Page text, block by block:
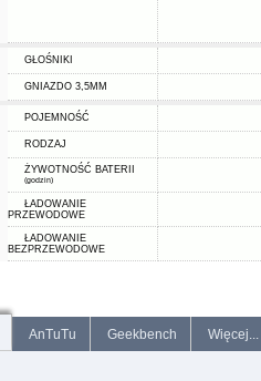
GŁOŚNIKI
GNIAZDO 3,5MM
POJEMNOŚĆ
RODZAJ
ŻYWOTNOŚĆ BATERII
(godzin)
ŁADOWANIE
PRZEWODOWE
ŁADOWANIE
BEZPRZEWODOWE
AnTuTu Geekbench Więcej...